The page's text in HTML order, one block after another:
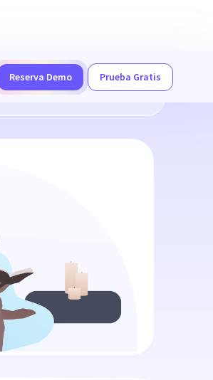
Reserva Demo
Prueba Gratis